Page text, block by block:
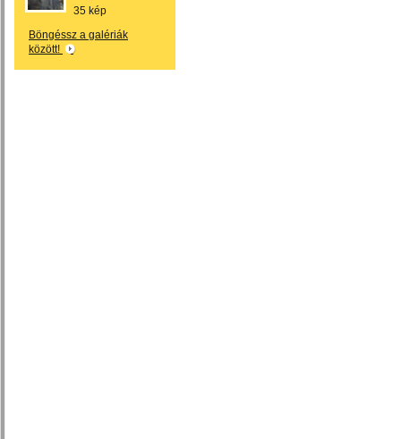
35 kép
Böngéssz a galériák
között!